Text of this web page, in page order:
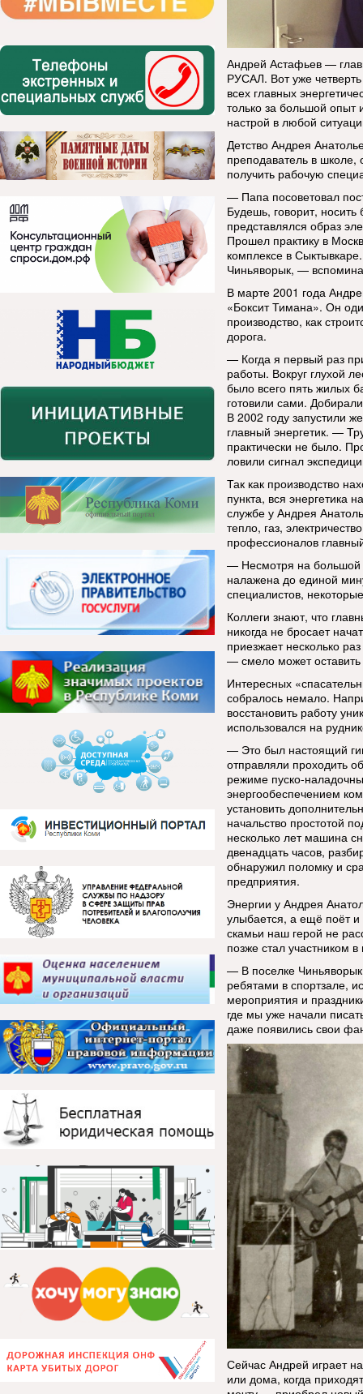
Андрей Астафьев —
РУСАЛ. Вот уже
всех главных
только за большой опыт
настрой в любой
Детство Андрея
преподаватель в
получить рабочую
— Папа посоветовал
Будешь, говорит,
представлялся образ
Прошел практику в
комплексе в
Чиньяворык, —
В марте 2001 года
«Боксит Тимана». Он
производство, как
дорога.
— Когда я первый раз
работы. Вокруг глухой
было всего пять жилых
готовили сами.
В 2002 году запустили
главный энергетик. —
практически не было.
ловили сигнал
Так как производство
пункта, вся энергетика
службе у Андрея
тепло, газ,
профессионалов
— Несмотря на большой
налажена до единой
специалистов,
Коллеги знают, что
никогда не бросает
приезжает несколько
— смело может оставить
Интересных
собралось немало.
восстановить работу
использовался на
— Это был настоящий
отправляли проходить
режиме пуско-
энергообеспечением
установить
начальство простотой
несколько лет машина
двенадцать часов,
обнаружил поломку и
предприятия.
Энергии у Андрея
улыбается, а ещё поёт
скамьи наш герой не
позже стал участником в
— В поселке
ребятами в спортзале,
мероприятия и
где мы уже начали
даже появились свои
Сейчас Андрей играет
или дома, когда